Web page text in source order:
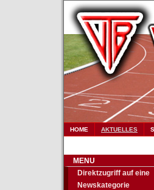
HOME AKTUELLES
MENU
Direktzugriff auf eine
Newskategorie